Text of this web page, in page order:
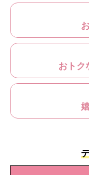
おトク